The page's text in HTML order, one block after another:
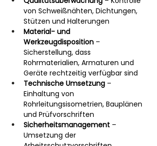
von Schweißnähten, Dichtungen,
Stützen und Halterungen
Material- und
Werkzeugdisposition –
Sicherstellung, dass
Rohrmaterialien, Armaturen und
Geräte rechtzeitig verfügbar sind
Technische Umsetzung –
Einhaltung von
Rohrleitungsisometrien, Bauplänen
und Prüfvorschriften
Sicherheitsmanagement –
Umsetzung der